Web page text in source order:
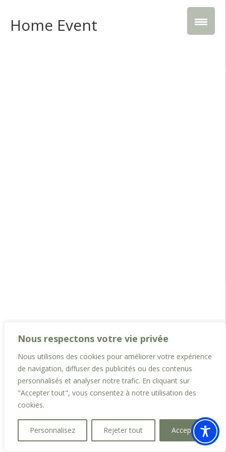
Nous respectons votre vie privée
Nous utilisons des cookies pour améliorer votre expérience
de navigation, diffuser des publicités ou des contenus
personnalisés et analyser notre trafic. En cliquant sur
"Accepter tout", vous consentez à notre utilisation des
cookies.
Personnalisez Rejeter tout Accepter
Home Event